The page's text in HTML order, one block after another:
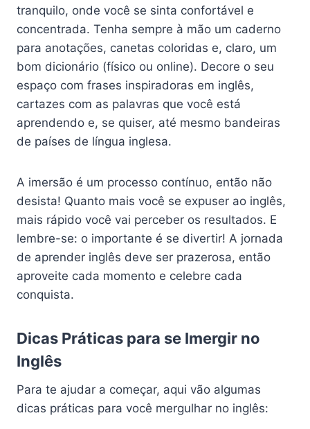
tranquilo, onde você se sinta confortável e
concentrada. Tenha sempre à mão um caderno
para anotações, canetas coloridas e, claro, um
bom dicionário (físico ou online). Decore o seu
espaço com frases inspiradoras em inglês,
cartazes com as palavras que você está
aprendendo e, se quiser, até mesmo bandeiras
de países de língua inglesa.
A imersão é um processo contínuo, então não
desista! Quanto mais você se expuser ao inglês,
mais rápido você vai perceber os resultados. E
lembre-se: o importante é se divertir! A jornada
de aprender inglês deve ser prazerosa, então
aproveite cada momento e celebre cada
conquista.
Dicas Práticas para se Imergir no
Inglês
Para te ajudar a começar, aqui vão algumas
dicas práticas para você mergulhar no inglês: